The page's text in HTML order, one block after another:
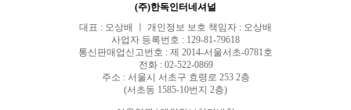
(주)한독인터네셔널
대표 : 오상배 ㅣ 개인정보 보호 책임자 : 오상배
사업자 등록번호 : 129-81-79618
통신판매업신고번호 : 제 2014-서울서초-0781호
전화 : 02-522-0869
주소 : 서울시 서초구 효령로 253 2층
(서초동 1585-10번지 2층)